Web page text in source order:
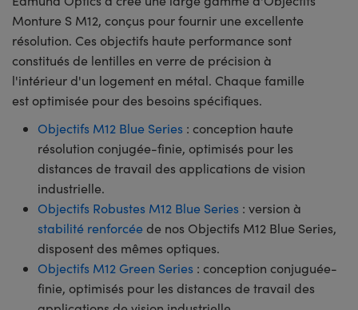
Monture S M12, conçus pour fournir une excellente
résolution. Ces objectifs haute performance sont
constitués de lentilles en verre de précision à
l'intérieur d'un logement en métal. Chaque famille
est optimisée pour des besoins spécifiques.
Objectifs M12 Blue Series : conception haute
résolution conjugée-finie, optimisés pour les
distances de travail des applications de vision
industrielle.
Objectifs Robustes M12 Blue Series : version à
stabilité renforcée de nos Objectifs M12 Blue Series,
disposent des mêmes optiques.
Objectifs M12 Green Series : conception conjuguée-
finie, optimisés pour les distances de travail des